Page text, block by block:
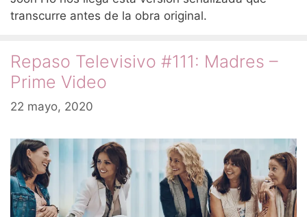
transcurre antes de la obra original.
Repaso Televisivo #111: Madres –
Prime Video
22 mayo, 2020